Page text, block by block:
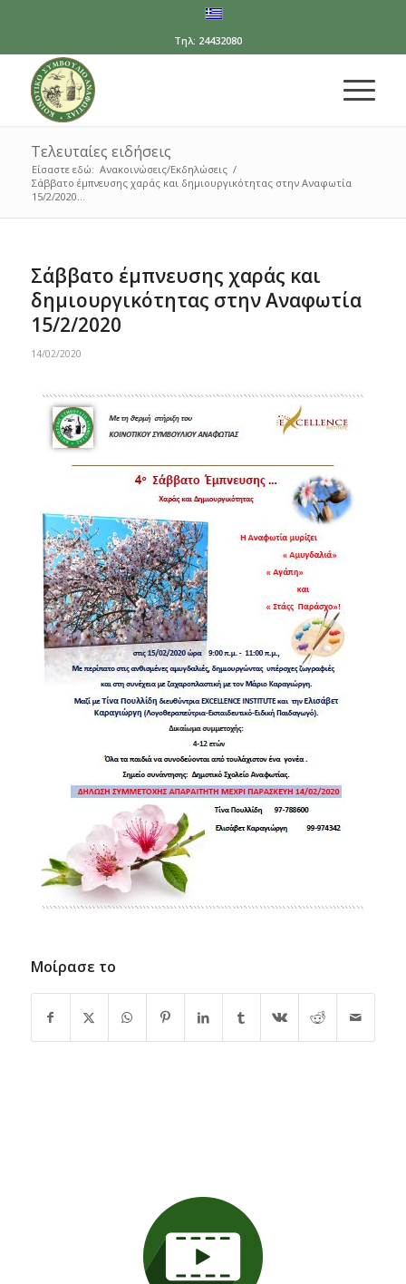
Τηλ: 24432080
Τελευταίες ειδήσεις
Είσαστε εδώ: Ανακοινώσεις/Εκδηλώσεις /
Σάββατο έμπνευσης χαράς και δημιουργικότητας στην Αναφωτία
15/2/2020...
Σάββατο έμπνευσης χαράς και
δημιουργικότητας στην Αναφωτία
15/2/2020
14/02/2020
Μοίρασε το